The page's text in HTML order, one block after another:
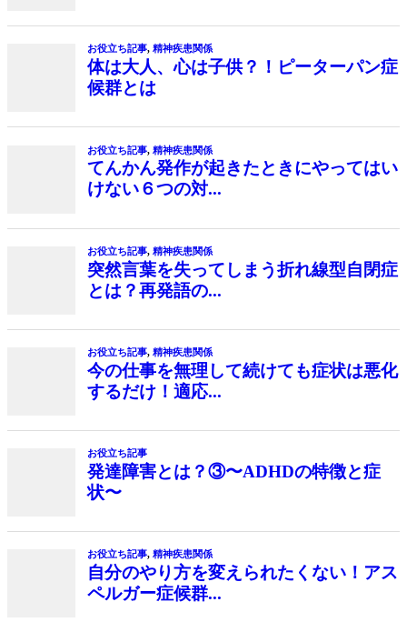
お役立ち記事, 精神疾患関係
体は大人、心は子供？！ピーターパン症
候群とは
お役立ち記事, 精神疾患関係
てんかん発作が起きたときにやってはい
けない６つの対...
お役立ち記事, 精神疾患関係
突然言葉を失ってしまう折れ線型自閉症
とは？再発語の...
お役立ち記事, 精神疾患関係
今の仕事を無理して続けても症状は悪化
するだけ！適応...
お役立ち記事
発達障害とは？③〜ADHDの特徴と症
状〜
お役立ち記事, 精神疾患関係
自分のやり方を変えられたくない！アス
ペルガー症候群...